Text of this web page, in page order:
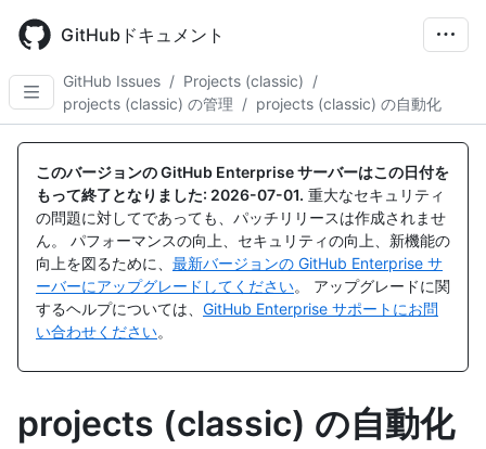
main
content
GitHubドキュメント
GitHub Issues / Projects (classic) /
projects (classic) の管理 / projects (classic) の自動化
このバージョンの GitHub Enterprise サーバーはこの日付を
もって終了となりました: 2026-07-01. 重大なセキュリティ
の問題に対してであっても、パッチリリースは作成されませ
ん。 パフォーマンスの向上、セキュリティの向上、新機能の
向上を図るために、 最新バージョンの GitHub Enterprise サ
ーバーにアップグレードしてください。 アップグレードに関
するヘルプについては、 GitHub Enterprise サポートにお問
い合わせください。
projects (classic) の自動化